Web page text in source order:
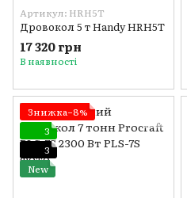
Артикул: HRH5T
Дровокол 5 т Handy HRH5T
17 320 грн
В наявності
Знижка−8%
3
3
New